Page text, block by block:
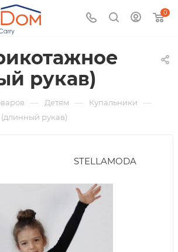
0
рукав)
— Детям — Купальники —
рукав)
STELLAMODA